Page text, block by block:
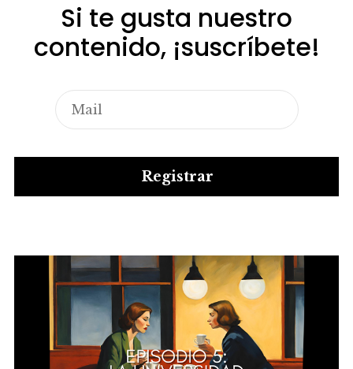
Si te gusta nuestro
contenido, ¡suscríbete!
Registrar